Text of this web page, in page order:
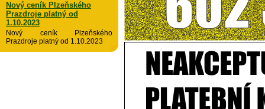
Nový ceník Plzeňského
Prazdroje platný od
1.10.2023
Nový ceník Plzeňského
Prazdroje platný od 1.10.2023